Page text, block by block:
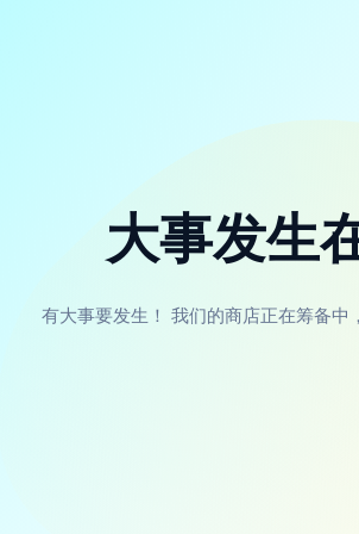
大事发生
有大事要发生！ 我们的商店正在筹备中